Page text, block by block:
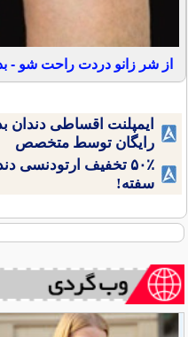
از شر زانو دردت راحت شو
ایمپلنت اقساطی دندان
رایگان توسط متخصص
۵۰٪ تخفیف ارتودنسی
سفته!